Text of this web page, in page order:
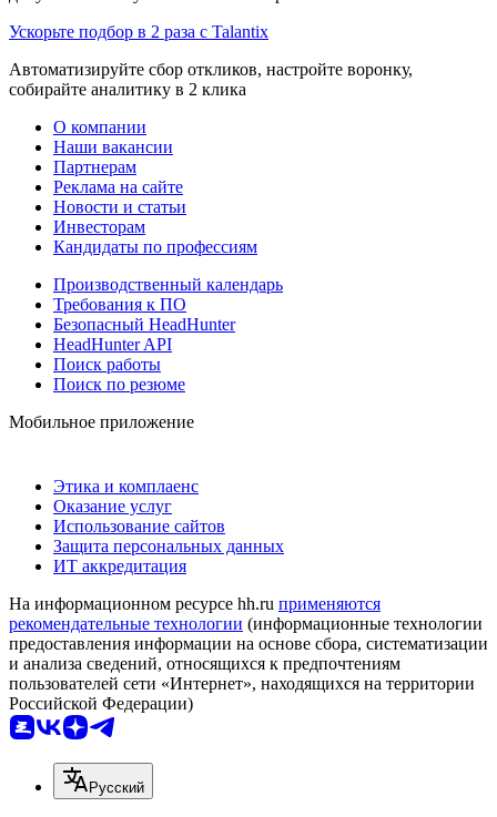
Ускорьте подбор в 2 раза с Talantix
Автоматизируйте сбор откликов, настройте воронку,
собирайте аналитику в 2 клика
О компании
Наши вакансии
Партнерам
Реклама на сайте
Новости и статьи
Инвесторам
Кандидаты по профессиям
Производственный календарь
Требования к ПО
Безопасный HeadHunter
HeadHunter API
Поиск работы
Поиск по резюме
Мобильное приложение
Этика и комплаенс
Оказание услуг
Использование сайтов
Защита персональных данных
ИТ аккредитация
На информационном ресурсе hh.ru применяются
рекомендательные технологии (информационные технологии
предоставления информации на основе сбора, систематизации
и анализа сведений, относящихся к предпочтениям
пользователей сети «Интернет», находящихся на территории
Российской Федерации)
Русский